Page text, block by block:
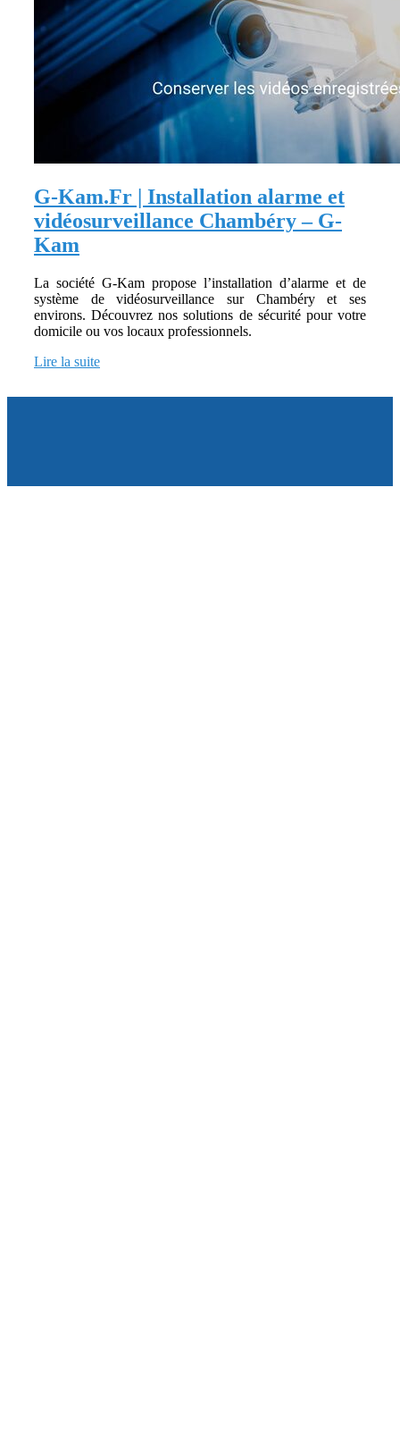
G-Kam.Fr | Instal­la­tion alarme et
vidéo­sur­veillan­ce Chambéry – G-
Kam
La société G-Kam propose l’installation d’alarme et de
système de vidéosurveillance sur Chambéry et ses
environs. Découvrez nos solutions de sécurité pour votre
domicile ou vos locaux professionnels.
Lire la suite